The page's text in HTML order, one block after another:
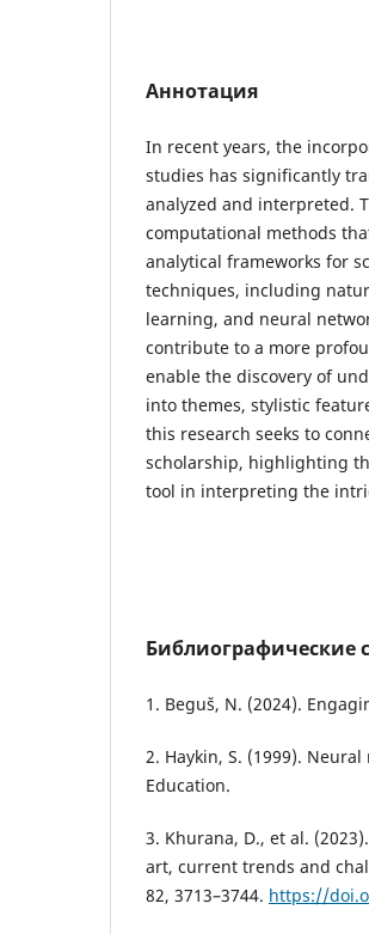
Аннотация
In recent years, the
studies has significantly
analyzed and interpreted.
computational methods
analytical frameworks for
techniques, including
learning, and neural
contribute to a more
enable the discovery of
into themes, stylistic
this research seeks to
scholarship, highlighting
tool in interpreting the
Библиографические
1. Beguš, N. (2024).
2. Haykin, S. (1999).
Education.
3. Khurana, D., et al.
art, current trends and
82, 3713–3744. https://